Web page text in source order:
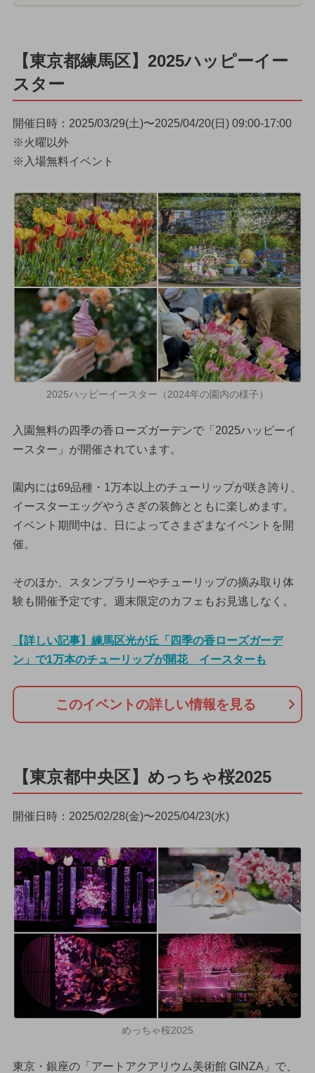
【東京都練馬区】2025ハッピーイー
スター
開催日時：2025/03/29(土)〜2025/04/20(日) 09:00-17:00
※火曜以外
※入場無料イベント
2025ハッピーイースター（2024年の園内の様子）
入園無料の四季の香ローズガーデンで「2025ハッピーイ
ースター」が開催されています。
園内には69品種・1万本以上のチューリップが咲き誇り、
イースターエッグやうさぎの装飾とともに楽しめます。
イベント期間中は、日によってさまざまなイベントを開
催。
そのほか、スタンプラリーやチューリップの摘み取り体
験も開催予定です。週末限定のカフェもお見逃しなく。
【詳しい記事】練馬区光が丘「四季の香ローズガーデ
ン」で1万本のチューリップが開花 イースターも
このイベントの詳しい情報を見る
【東京都中央区】めっちゃ桜2025
開催日時：2025/02/28(金)〜2025/04/23(水)
めっちゃ桜2025
東京・銀座の「アートアクアリウム美術館 GINZA」で、